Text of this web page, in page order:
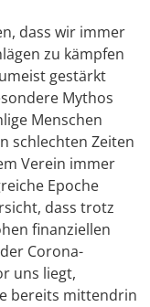
dass wir immer
zu kämpfen
gestärkt
Mythos
Menschen
schlechten Zeiten
Verein immer
Epoche
dass trotz
finanziellen
Corona-
uns liegt,
bereits mittendrin